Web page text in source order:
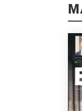
schedule